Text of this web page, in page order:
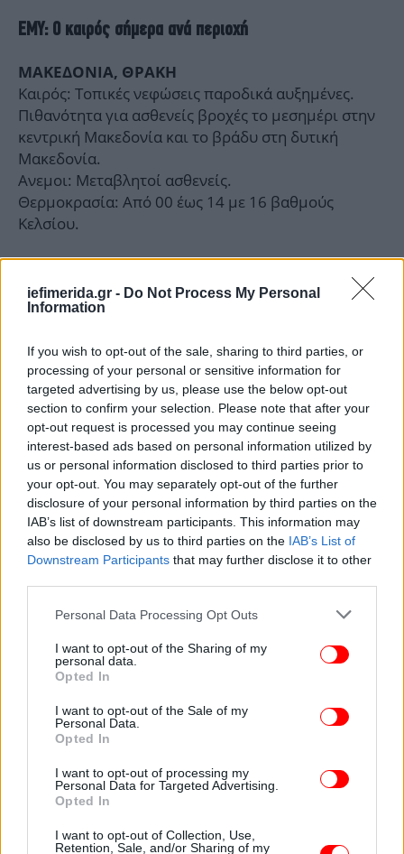
iefimerida.gr - Do Not Process My Personal
Information
If you wish to opt-out of the sale, sharing to third parties, or
processing of your personal or sensitive information for
targeted advertising by us, please use the below opt-out
section to confirm your selection. Please note that after your
opt-out request is processed you may continue seeing
interest-based ads based on personal information utilized by
us or personal information disclosed to third parties prior to
your opt-out. You may separately opt-out of the further
disclosure of your personal information by third parties on the
IAB’s list of downstream participants. This information may
also be disclosed by us to third parties on the IAB’s List of
Downstream Participants that may further disclose it to other
Please note that this website/app uses one or more Google
not limited to your visit or usage behaviour. You may click to
grant or deny consent to Google and its third-party tags to
use your data for below specified purposes in below Google
consent section.
Personal Data Processing Opt Outs
I want to opt-out of the Sharing of my
personal data.
Opted In
I want to opt-out of the Sale of my
Personal Data.
Opted In
I want to opt-out of processing my
Personal Data for Targeted Advertising.
Opted In
I want to opt-out of Collection, Use,
Retention, Sale, and/or Sharing of my
ΕΜΥ: Ο καιρός σήμερα ανά περιοχή
ΜΑΚΕΔΟΝΙΑ, ΘΡΑΚΗ
Καιρός: Τοπικές νεφώσεις παροδικά αυξημένες.
Πιθανότητα για ασθενείς βροχές το μεσημέρι στην
κεντρική Μακεδονία και το βράδυ στη δυτική
Μακεδονία.
Ανεμοι: Μεταβλητοί ασθενείς.
Θερμοκρασία: Από 00 έως 14 με 16 βαθμούς
Κελσίου.
ΔΥΤΙΚΗ ΠΕΛΟΠΟΝΝΗΣΟΣ
Καιρός: Λίγες νεφώσεις κατά τόπους αυξημένες
σημειωθούν ασθενείς βροχές.
Ανεμοι: Μεταβλητοί ασθενείς και από το απόγευμα
στο Ιόνιο νοτίων διευθύνσεων έως 4 μποφόρ.
Θερμοκρασία: Από 07 έως 19 βαθμούς Κελσίου. Στο
εσωτερικό της Ηπείρου από 03 έως 15 βαθμούς
Κελσίου.
ΑΝΑΤΟΛΙΚΗ ΣΤΕΡΕΑ, ΕΥΒΟΙΑ, ΑΝΑΤΟΛΙΚΗ
Καιρός: Γενικά αίθριος με λίγες πρόσκαιρες